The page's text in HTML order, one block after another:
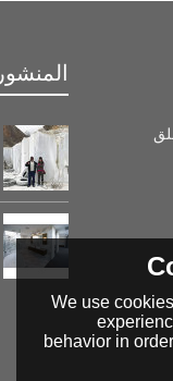
We use
behavior in